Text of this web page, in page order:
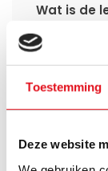
Toestemming
Deze website
Wat is de
deze als ik
Ik heb een